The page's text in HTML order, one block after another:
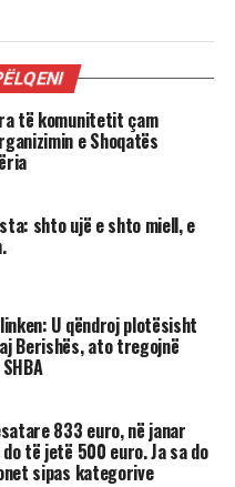
të komunitetit çam
e Shoqatës
shto ujë e shto miell, e
U qëndroj plotësisht
Berishës, ato tregojnë
833 euro, në janar
të jetë 500 euro. Ja sa do
sipas kategorive